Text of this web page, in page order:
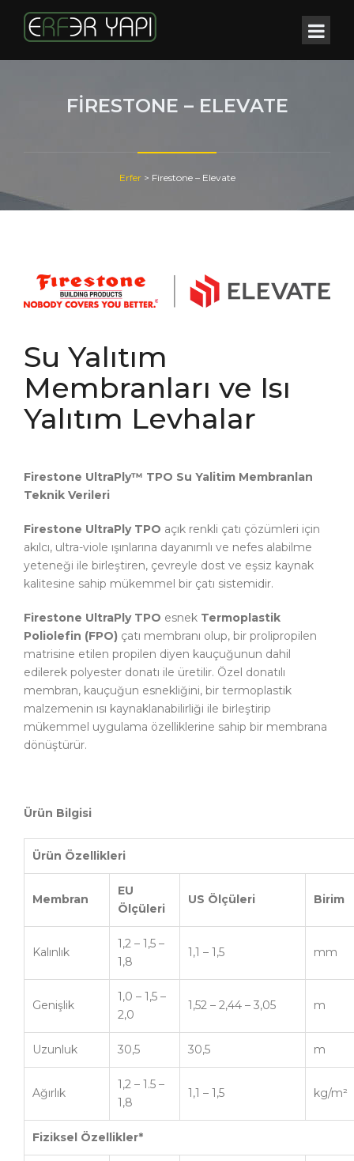
FIRESTONE – ELEVATE
Erfer> Firestone – Elevate
Su Yalıtım
Membranları ve Isı
Yalıtım Levhalar
Firestone UltraPly™ TPO Su Yalitim Membranlan
Teknik Verileri
Firestone UltraPly TPO açık renkli çatı çözümleri için
akılcı, ultra-viole ışınlarına dayanımlı ve nefes alabilme
yeteneği ile birleştiren, çevreyle dost ve eşsiz kaynak
kalitesine sahip mükemmel bir çatı sistemidir.
Firestone UltraPly TPO esnek Termoplastik
Poliolefin (FPO) çatı membranı olup, bir prolipropilen
matrisine etilen propilen diyen kauçuğunun dahil
edilerek polyester donatı ile üretilir. Özel donatılı
membran, kauçuğun esnekliğini, bir termoplastik
malzemenin ısı kaynaklanabilirliği ile birleştirip
mükemmel uygulama özelliklerine sahip bir membrana
dönüştürür.
Ürün Bilgisi
Ürün Özellikleri
Membran
EU
Ölçüleri
US Ölçüleri Birim
Kalınlık
1,2 – 1,5 –
1,8
1,1 – 1,5 mm
Genişlik
1,0 – 1,5 –
2,0
1,52 – 2,44 – 3,05 m
Uzunluk 30,5 30,5 m
Ağırlık
1,2 – 1.5 –
1,8
1,1 – 1,5 kg/m²
Fiziksel Özellikler*